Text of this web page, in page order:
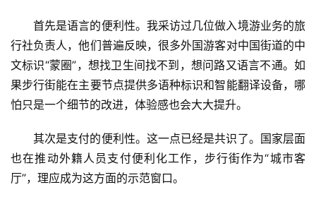
首先是语言的便利性。我采访过几位做入境游业务的旅
行社负责人，他们普遍反映，很多外国游客对中国街道的中
文标识“蒙圈”，想找卫生间找不到，想问路又语言不通。如
果步行街能在主要节点提供多语种标识和智能翻译设备，哪
怕只是一个细节的改进，体验感也会大大提升。
其次是支付的便利性。这一点已经是共识了。国家层面
也在推动外籍人员支付便利化工作，步行街作为“城市客
厅”，理应成为这方面的示范窗口。